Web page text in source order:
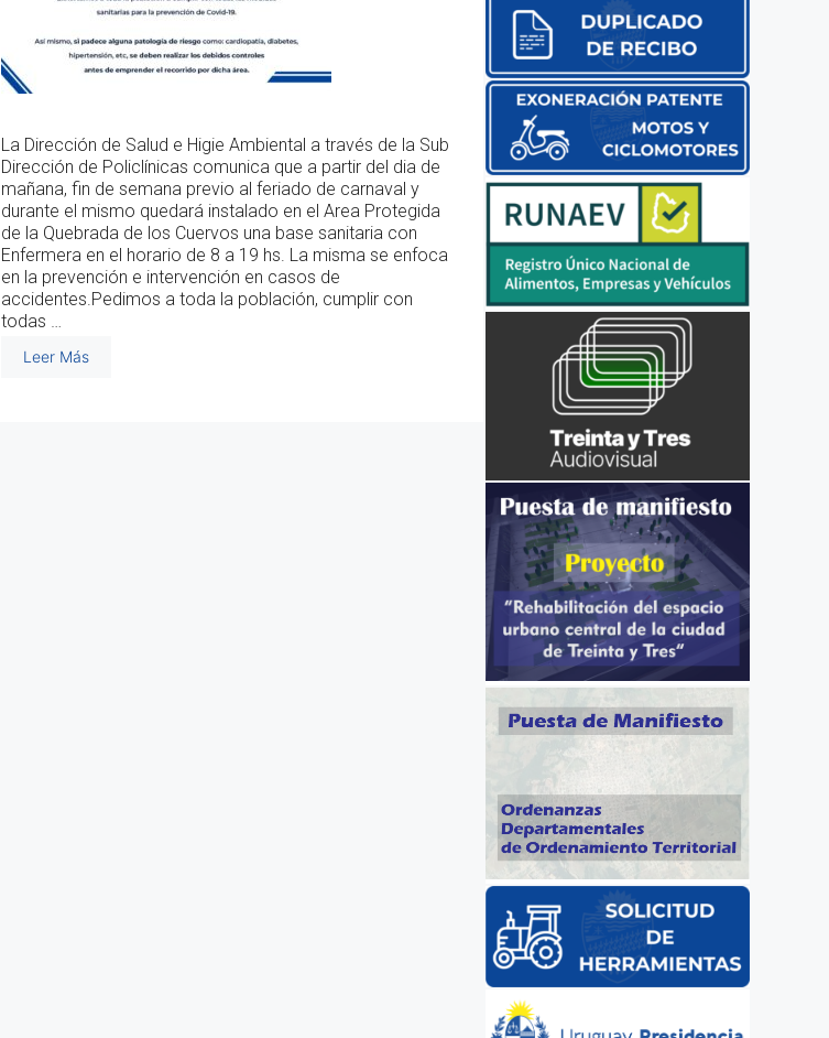
La Dirección de Salud e Higie Ambiental a través de la Sub
Dirección de Policlínicas comunica que a partir del dia de
mañana, fin de semana previo al feriado de carnaval y
durante el mismo quedará instalado en el Area Protegida
de la Quebrada de los Cuervos una base sanitaria con
Enfermera en el horario de 8 a 19 hs. La misma se enfoca
en la prevención e intervención en casos de
accidentes.Pedimos a toda la población, cumplir con
todas …
Leer Más